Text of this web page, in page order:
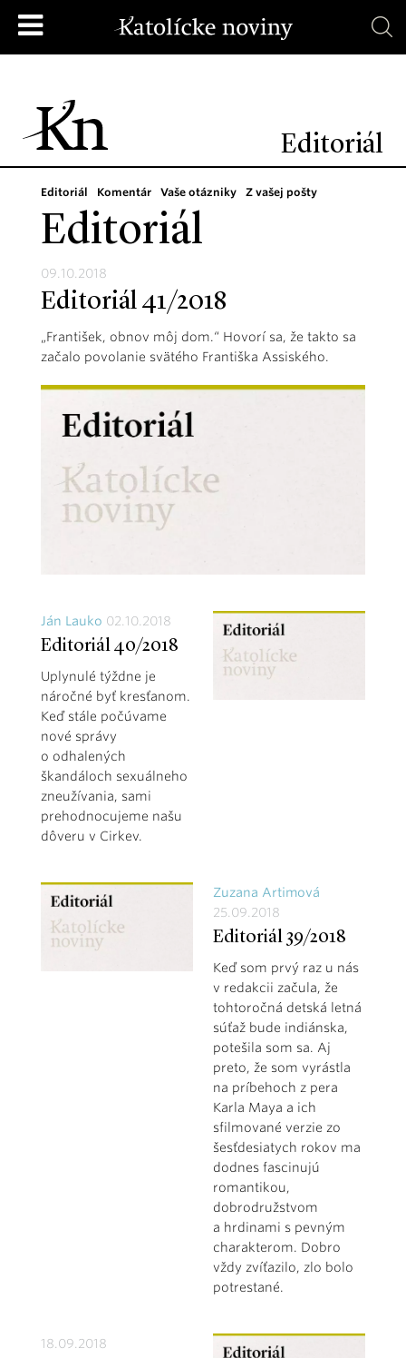
Editoriál
Editoriál Komentár Vaše otázniky Z vašej pošty
Editoriál
09.10.2018
Editoriál 41/2018
„František, obnov môj dom.“ Hovorí sa, že takto sa
začalo povolanie svätého Františka Assiského.
Ján Lauko 02.10.2018
Editoriál 40/2018
Uplynulé týždne je
náročné byť kresťanom.
Keď stále počúvame
nové správy
o odhalených
škandáloch sexuálneho
zneužívania, sami
prehodnocujeme našu
dôveru v Cirkev.
Zuzana Artimová
25.09.2018
Editoriál 39/2018
Keď som prvý raz u nás
v redakcii začula, že
tohtoročná detská letná
súťaž bude indiánska,
potešila som sa. Aj
preto, že som vyrástla
na príbehoch z pera
Karla Maya a ich
sfilmované verzie zo
šesťdesiatych rokov ma
dodnes fascinujú
romantikou,
dobrodružstvom
a hrdinami s pevným
charakterom. Dobro
vždy zvíťazilo, zlo bolo
potrestané.
18.09.2018